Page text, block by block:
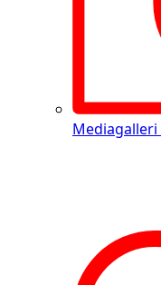
Mediagalleri